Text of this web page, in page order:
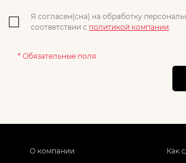
Я согласен(сна) на обработку
соответствии с политикой компании.
* Обязательные поля
О компании
Как